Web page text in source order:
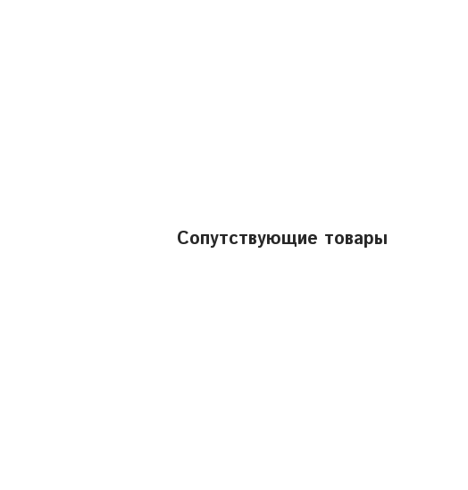
Сопутствующие товары